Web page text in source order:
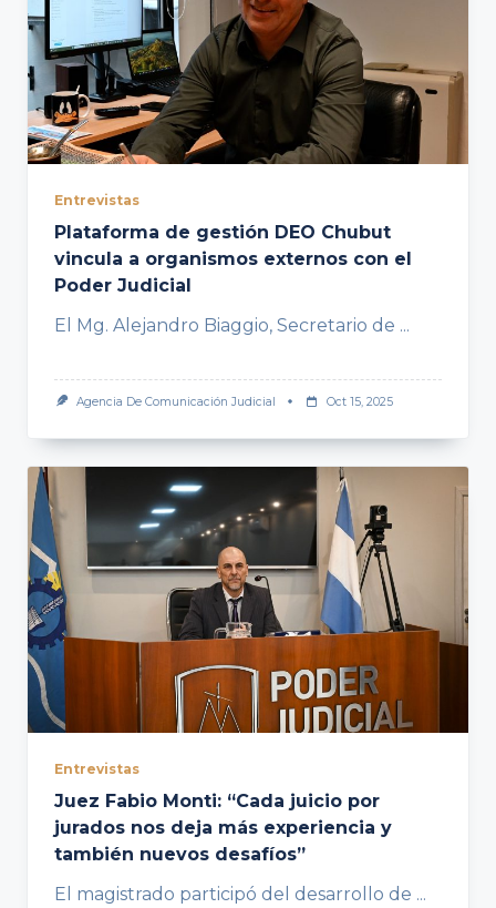
Entrevistas
Plataforma de gestión DEO Chubut
vincula a organismos externos con el
Poder Judicial
El Mg. Alejandro Biaggio, Secretario de ...
Agencia De Comunicación Judicial Oct 15, 2025
Entrevistas
Juez Fabio Monti: “Cada juicio por
jurados nos deja más experiencia y
también nuevos desafíos”
El magistrado participó del desarrollo de ...